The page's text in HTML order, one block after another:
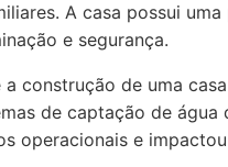
A casa possui
e segurança.
a construção de uma
de captação de
operacionais e